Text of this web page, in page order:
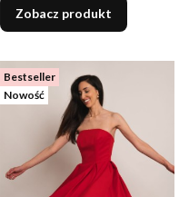
Zobacz produkt
Bestseller
Nowość